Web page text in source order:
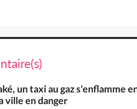
un taxi au gaz s'enflamme
ville en danger